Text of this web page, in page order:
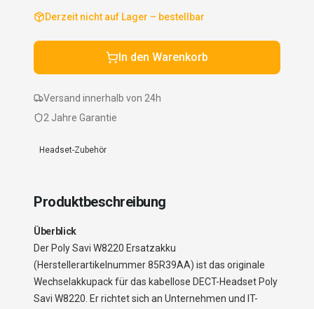
Derzeit nicht auf Lager – bestellbar
In den Warenkorb
Versand innerhalb von 24h
2 Jahre Garantie
Headset-Zubehör
Produktbeschreibung
Überblick
Der Poly Savi W8220 Ersatzakku
(Herstellerartikelnummer 85R39AA) ist das originale
Wechselakkupack für das kabellose DECT-Headset Poly
Savi W8220. Er richtet sich an Unternehmen und IT-